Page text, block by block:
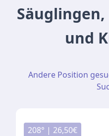
und
Andere Position
208° | 26,50€